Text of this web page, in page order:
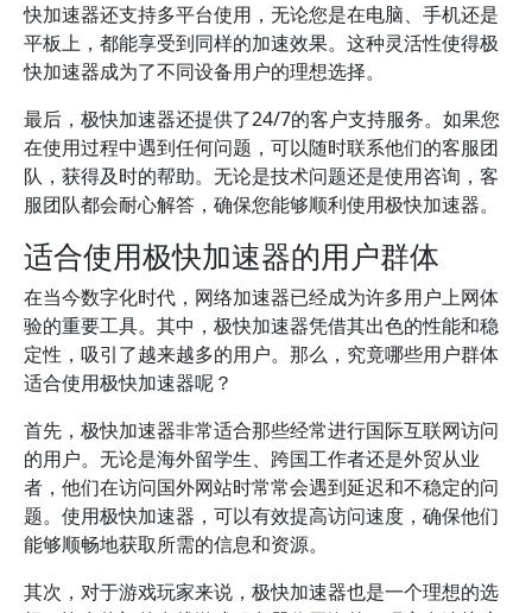
快加速器还支持多平台使用，无论您是在电脑、手机还是
平板上，都能享受到同样的加速效果。这种灵活性使得极
快加速器成为了不同设备用户的理想选择。
最后，极快加速器还提供了24/7的客户支持服务。如果您
在使用过程中遇到任何问题，可以随时联系他们的客服团
队，获得及时的帮助。无论是技术问题还是使用咨询，客
服团队都会耐心解答，确保您能够顺利使用极快加速器。
适合使用极快加速器的用户群体
在当今数字化时代，网络加速器已经成为许多用户上网体
验的重要工具。其中，极快加速器凭借其出色的性能和稳
定性，吸引了越来越多的用户。那么，究竟哪些用户群体
适合使用极快加速器呢？
首先，极快加速器非常适合那些经常进行国际互联网访问
的用户。无论是海外留学生、跨国工作者还是外贸从业
者，他们在访问国外网站时常常会遇到延迟和不稳定的问
题。使用极快加速器，可以有效提高访问速度，确保他们
能够顺畅地获取所需的信息和资源。
其次，对于游戏玩家来说，极快加速器也是一个理想的选